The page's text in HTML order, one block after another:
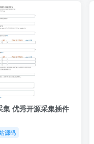
优秀开源采集插件
源码